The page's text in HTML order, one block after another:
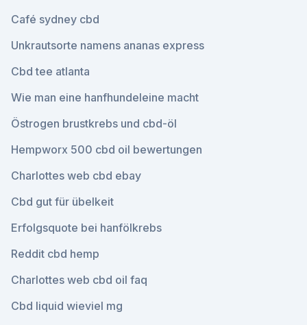
Café sydney cbd
Unkrautsorte namens ananas express
Cbd tee atlanta
Wie man eine hanfhundeleine macht
Östrogen brustkrebs und cbd-öl
Hempworx 500 cbd oil bewertungen
Charlottes web cbd ebay
Cbd gut für übelkeit
Erfolgsquote bei hanfölkrebs
Reddit cbd hemp
Charlottes web cbd oil faq
Cbd liquid wieviel mg